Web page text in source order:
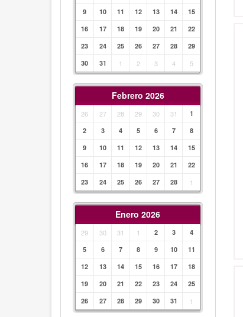
9
10 11 12 13 14
15
16
17 18 19 20 21
22
23
24 25 26 27 28
29
30
31 1 2 3 4 5
Febrero 2026
26 27 28 29 30 31
1
2
3 4 5 6 7
8
9
10 11 12 13 14
15
16
17 18 19 20 21
22
23
24 25 26 27 28 1
Enero 2026
29 30 31 1 2 3
4
5
6 7 8 9 10
11
12
13 14 15 16 17
18
19
20 21 22 23 24
25
26
27 28 29 30 31 1